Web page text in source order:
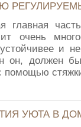
главная
очень
и
он, должен
помощью
УЮТА В